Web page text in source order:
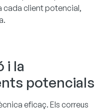
cada client potencial,
i la
potencials
eficaç. Els correus